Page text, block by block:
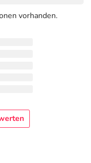
vorhanden.